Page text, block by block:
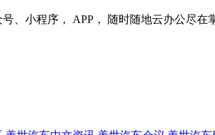
、小程序， APP， 随时随地云办公尽在